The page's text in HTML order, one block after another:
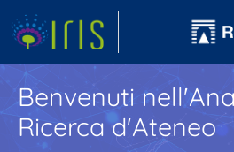
Benvenuti
Ricerca d'Ateneo